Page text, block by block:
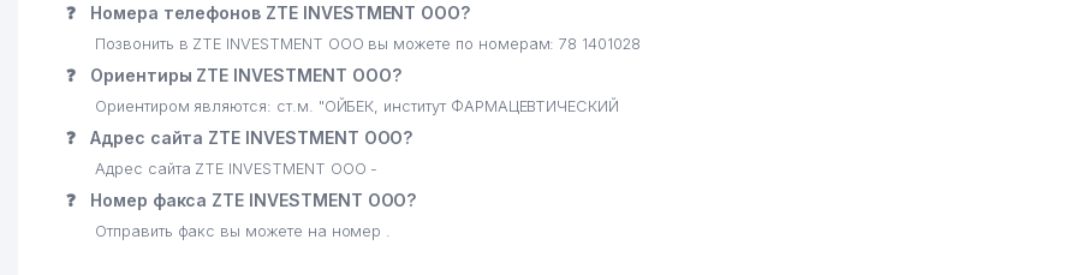
❓ Номера телефонов ZTE INVESTMENT ООО?
Позвонить в ZTE INVESTMENT ООО вы можете по номерам: 78 1401028
❓ Ориентиры ZTE INVESTMENT ООО?
Ориентиром являются: ст.м. "ОЙБЕК, институт ФАРМАЦЕВТИЧЕСКИЙ
❓ Адрес сайта ZTE INVESTMENT ООО?
Адрес сайта ZTE INVESTMENT ООО -
❓ Номер факса ZTE INVESTMENT ООО?
Отправить факс вы можете на номер .